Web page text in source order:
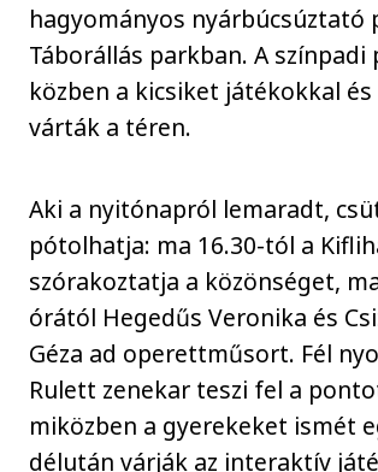
hagyományos nyárbúcsúztató
Táborállás parkban. A
közben a kicsiket játékokkal
várták a téren.
Aki a nyitónapról lemaradt,
pótolhatja: ma 16.30-tól a
szórakoztatja a közönséget,
órától Hegedűs Veronika és
Géza ad operettműsort. Fél
Rulett zenekar teszi fel a
miközben a gyerekeket ismét
délután várják az interaktív